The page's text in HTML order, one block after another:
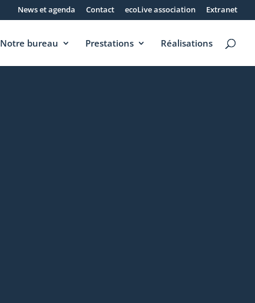
News et agenda Contact ecoLive association Extranet
Notre bureau Prestations Réalisations